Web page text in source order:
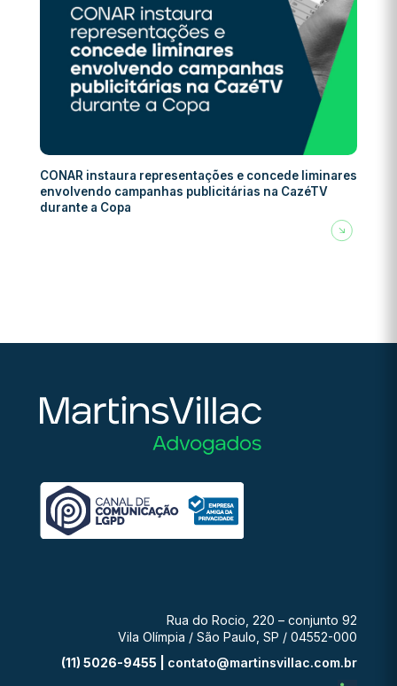
CONAR instaura representações e concede liminares
envolvendo campanhas publicitárias na CazéTV
durante a Copa
Rua do Rocio, 220 – conjunto 92
Vila Olímpia / São Paulo, SP / 04552-000
(11) 5026-9455 | contato@martinsvillac.com.br